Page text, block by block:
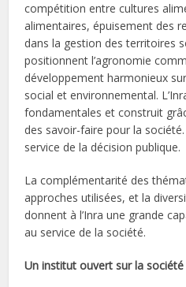
compétition entre cultures
alimentaires, épuisement des
dans la gestion des territoires
positionnent l’agronomie
développement harmonieux
social et environnemental.
fondamentales et construit
des savoir-faire pour la
service de la décision publique.
La complémentarité des
approches utilisées, et la
donnent à l’Inra une grande
au service de la société.
Un institut ouvert sur la société